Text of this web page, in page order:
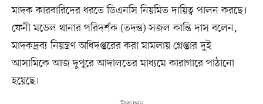
মাদক কারবারিদের ধরতে ডিএনসি নিয়মিত দায়িত্ব পালন করছে।
ফেনী মডেল থানার পরিদর্শক (তদন্ত) সজল কান্তি দাস বলেন,
মাদকদ্রব্য নিয়ন্ত্রণ অধিদপ্তরের করা মামলায় গ্রেপ্তার দুই
আসামিকে আজ দুপুরে আদালতের মাধ্যমে কারাগারে পাঠানো
হয়েছে।